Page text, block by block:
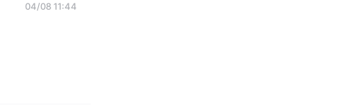
04/08 11:44